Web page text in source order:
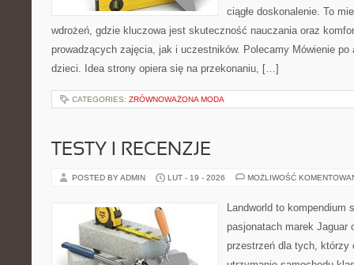
ciągłe doskonalenie. To
wdrożeń, gdzie kluczowa jest skuteczność nauczania oraz
prowadzących zajęcia, jak i uczestników. Polecamy Mówienie po
dzieci. Idea strony opiera się na przekonaniu, […]
CATEGORIES: ZRÓWNOWAŻONA MODA
TESTY I RECENZJE
POSTED BY ADMIN LUT - 19 - 2026 MOŻLIWOŚĆ
Landworld to kompendium
pasjonatach marek Jaguar
przestrzeń dla tych, którzy